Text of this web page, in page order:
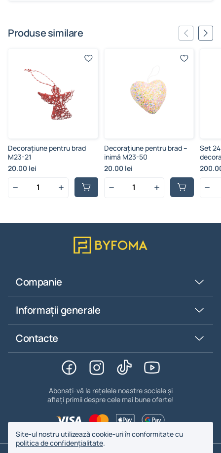
Produse similare
Decorațiune pentru brad
M23-21
20.00 lei
Decorațiune pentru brad –
inimă M23-50
20.00 lei
Set
Companie
Informații generale
Contacte
Abonați-vă la rețelele noastre sociale și
aflați primii despre cele mai bune oferte!
Site-ul nostru utilizează cookie-uri în conformitate cu
politica de confidențialitate.